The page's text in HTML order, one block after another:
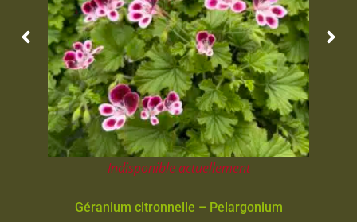
Indisponible actuellement
Géranium citronnelle – Pelargonium